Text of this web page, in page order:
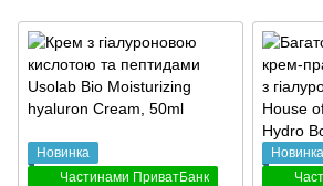
Новинка
Частинами ПриватБанк
Новинка